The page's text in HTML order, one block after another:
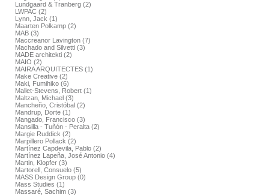
Lundgaard & Tranberg (2)
LWPAC (2)
Lynn, Jack (1)
Maarten Polkamp (2)
MAB (3)
Maccreanor Lavington (7)
Machado and Silvetti (3)
MADE architekti (2)
MAIO (2)
MAIRA ARQUITECTES (1)
Make Creative (2)
Maki, Fumihiko (6)
Mallet-Stevens, Robert (1)
Maltzan, Michael (3)
Mancheño, Cristóbal (2)
Mandrup, Dorte (1)
Mangado, Francisco (3)
Mansilla - Tuñón - Peralta (2)
Margie Ruddick (2)
Marpillero Pollack (2)
Martínez Capdevila, Pablo (2)
Martínez Lapeña, José Antonio (4)
Martin, Klopfer (3)
Martorell, Consuelo (5)
MASS Design Group (0)
Mass Studies (1)
Massaré, Sachim (3)